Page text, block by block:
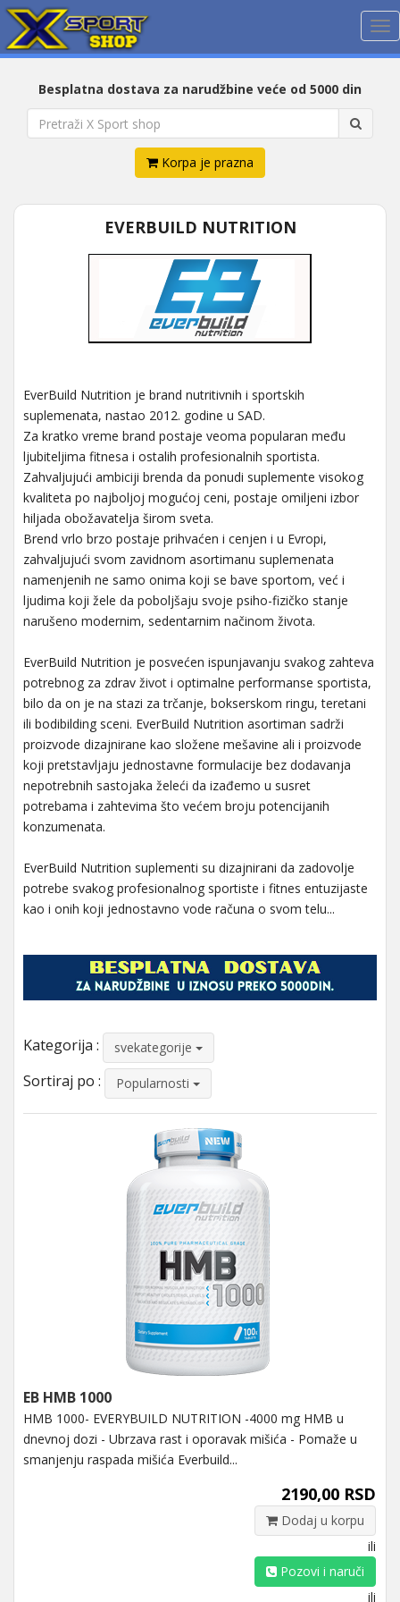
Besplatna dostava za narudžbine veće od 5000 din
Korpa je prazna
EVERBUILD NUTRITION
EverBuild Nutrition je brand nutritivnih i sportskih
suplemenata, nastao 2012. godine u SAD.
Za kratko vreme brand postaje veoma popularan među
ljubiteljima fitnesa i ostalih profesionalnih sportista.
Zahvaljujući ambiciji brenda da ponudi suplemente visokog
kvaliteta po najboljoj mogućoj ceni, postaje omiljeni izbor
hiljada obožavatelja širom sveta.
Brend vrlo brzo postaje prihvaćen i cenjen i u Evropi,
zahvaljujući svom zavidnom asortimanu suplemenata
namenjenih ne samo onima koji se bave sportom, već i
ljudima koji žele da poboljšaju svoje psiho-fizičko stanje
narušeno modernim, sedentarnim načinom života.
EverBuild Nutrition je posvećen ispunjavanju svakog zahteva
potrebnog za zdrav život i optimalne performanse sportista,
bilo da on je na stazi za trčanje, bokserskom ringu, teretani
ili bodibilding sceni. EverBuild Nutrition asortiman sadrži
proizvode dizajnirane kao složene mešavine ali i proizvode
koji pretstavljaju jednostavne formulacije bez dodavanja
nepotrebnih sastojaka želeći da izađemo u susret
potrebama i zahtevima što većem broju potencijanih
konzumenata.
EverBuild Nutrition suplementi su dizajnirani da zadovolje
potrebe svakog profesionalnog sportiste i fitnes entuzijaste
kao i onih koji jednostavno vode računa o svom telu...
Kategorija : svekategorije
Sortiraj po : Popularnosti
EB HMB 1000
HMB 1000- EVERYBUILD NUTRITION -4000 mg HMB u
dnevnoj dozi - Ubrzava rast i oporavak mišića - Pomaže u
smanjenju raspada mišića Everbuild...
2190,00 RSD
Dodaj u korpu
ili
Pozovi i naruči
ili